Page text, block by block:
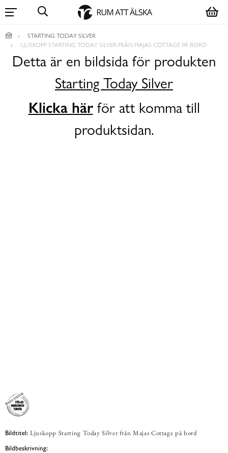
STARTING TODAY SILVER
LJUSKOPP STARTING TODAY SILVER FRÅN MAJAS COTTAGE PÅ BORD
Detta är en bildsida för produkten
Starting Today Silver
Klicka härför att komma till
produktsidan.
Bildtitel: Ljuskopp Starting Today Silver från Majas Cottage på bord
Bildbeskrivning: